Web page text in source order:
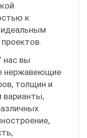
к
идеальным
нас вы
нержавеющие
толщин и
варианты,